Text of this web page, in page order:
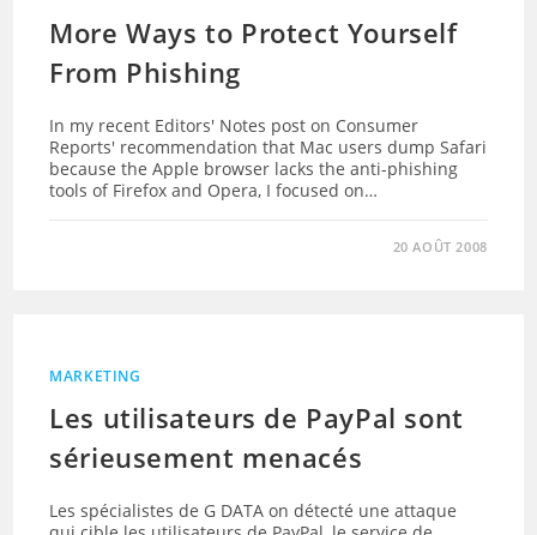
More Ways to Protect Yourself
From Phishing
In my recent Editors' Notes post on Consumer
Reports' recommendation that Mac users dump Safari
because the Apple browser lacks the anti-phishing
tools of Firefox and Opera, I focused on…
20 AOÛT 2008
MARKETING
Les utilisateurs de PayPal sont
sérieusement menacés
Les spécialistes de G DATA on détecté une attaque